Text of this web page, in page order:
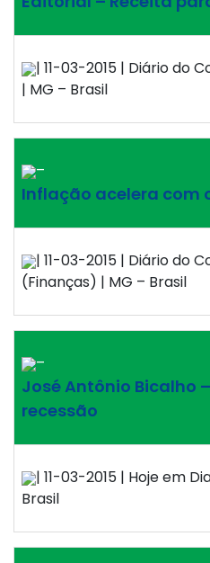
| 11-03-2015 | Diário do
| MG – Brasil
–
Inflação acelera com
| 11-03-2015 | Diário do
(Finanças) | MG – Brasil
–
José Antônio Bicalho
recessão
| 11-03-2015 | Hoje em
Brasil